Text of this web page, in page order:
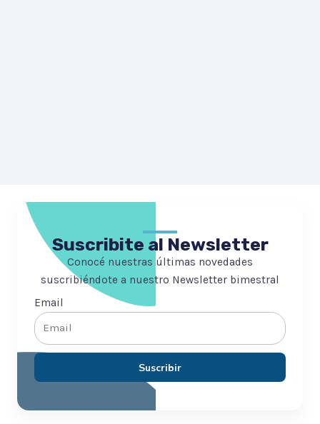
Suscribite al Newsletter
Conocé nuestras últimas novedades
suscribiéndote a nuestro Newsletter bimestral
Email
Suscribir